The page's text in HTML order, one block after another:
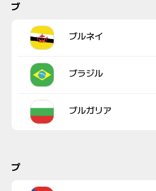
ブ
ブルネイ
ブラジル
ブルガリア
プ